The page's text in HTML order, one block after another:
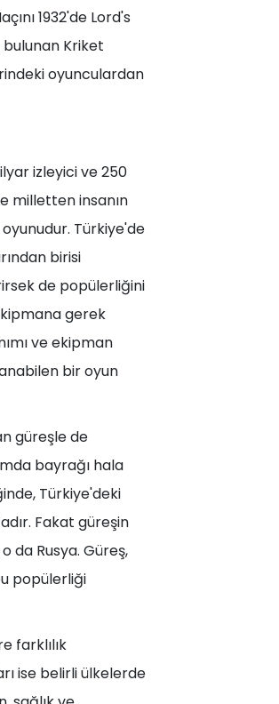
1932'de Lord's
Kriket
oyunculardan
izleyici ve 250
milletten insanın
Türkiye'de
birisi
de popülerliğini
gerek
ve ekipman
bir oyun
güreşle de
bayrağı hala
Türkiye'deki
Fakat güreşin
da Rusya. Güreş,
popülerliği
farklılık
ise belirli ülkelerde